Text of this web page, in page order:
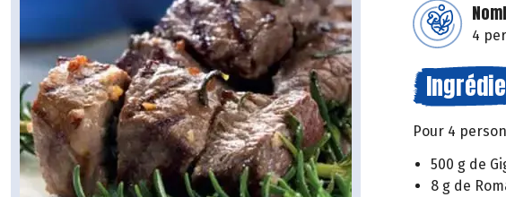
4
Pour 4
500 g de
8 g de